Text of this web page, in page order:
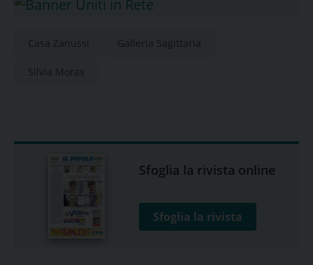
Casa Zanussi Galleria Sagittaria
Silvia Moras
Sfoglia la rivista online
Sfoglia la rivista